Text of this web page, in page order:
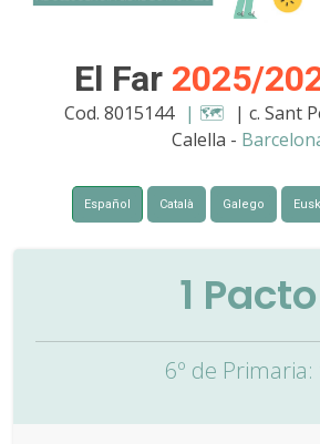
El Far 2025/
Cod. 8015144 | 🗺️ | c. Sant
Calella -
Español Català Galego
1 Pacto
6º de Primaria: